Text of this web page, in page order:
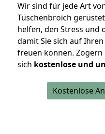
Wir sind für jede Art
Tüschenbroich
helfen, den Stress und
damit Sie sich auf
freuen können. Zögern
sich kostenlose und
Kostenlose